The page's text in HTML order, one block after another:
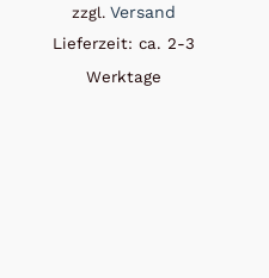
zzgl. Versand
Lieferzeit: ca. 2-3
Werktage